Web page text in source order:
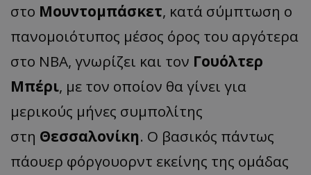
στο Μουντομπάσκετ, κατά σύμπτωση ο
πανομοιότυπος μέσος όρος του αργότερα
στο ΝΒΑ, γνωρίζει και τον Γουόλτερ
Μπέρι, με τον οποίον θα γίνει για
μερικούς μήνες συμπολίτης
στη Θεσσαλονίκη. Ο βασικός πάντως
πάουερ φόργουορντ εκείνης της ομάδας